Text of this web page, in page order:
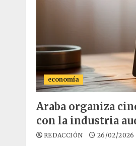
economía
Araba organiza
con la industria
REDACCIÓN 26/02/2026